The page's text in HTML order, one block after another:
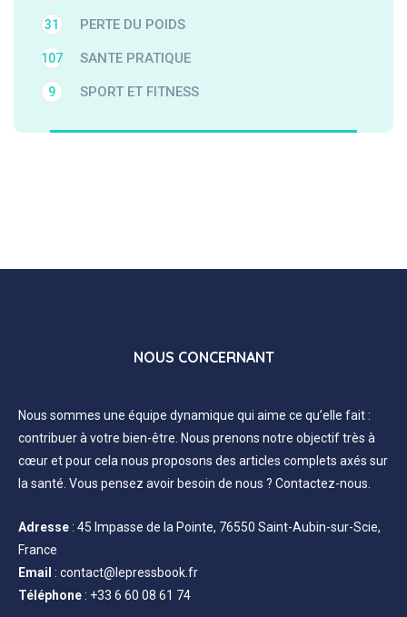
PERTE DU POIDS
31
SANTE PRATIQUE
107
SPORT ET FITNESS
9
NOUS CONCERNANT
Nous sommes une équipe dynamique qui aime ce qu’elle fait :
contribuer à votre bien-être. Nous prenons notre objectif très à
cœur et pour cela nous proposons des articles complets axés sur
la santé. Vous pensez avoir besoin de nous ? Contactez-nous.
Adresse: 45 Impasse de la Pointe, 76550 Saint-Aubin-sur-Scie,
France
Email : contact@lepressbook.fr
Téléphone: +33 6 60 08 61 74